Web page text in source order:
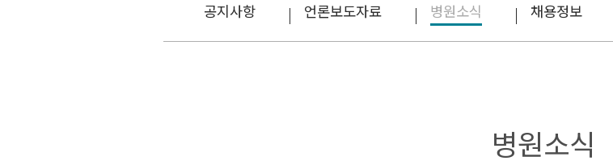
공지사항 언론보도자료 병원소식 채용정보
병원소식